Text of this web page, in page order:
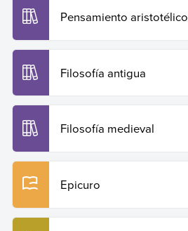
Pensamiento aristotélico
Filosofía antigua
Filosofía medieval
Epicuro